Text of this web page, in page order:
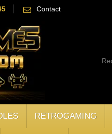
Contact
RETROGAMING